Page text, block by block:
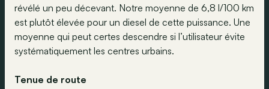
révélé un peu décevant. Notre moyenne de 6,8 l/100 km
est plutôt élevée pour un diesel de cette puissance. Une
moyenne qui peut certes descendre si l’utilisateur évite
systématiquement les centres urbains.
Tenue de route